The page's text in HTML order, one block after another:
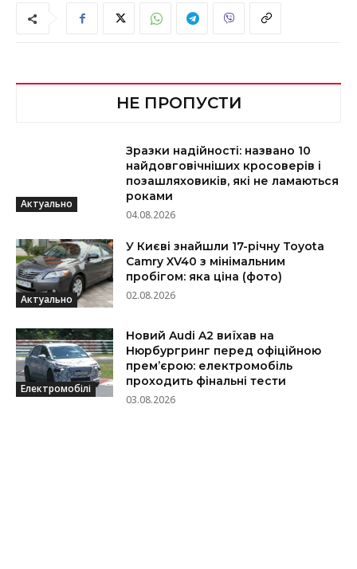
НЕ ПРОПУСТИ
Актуально
Зразки надійності: названо 10
найдовговічніших кросоверів і
позашляховиків, які не ламаються
роками
04.08.2026
Актуально
У Києві знайшли 17-річну Toyota
Camry XV40 з мінімальним
пробігом: яка ціна (фото)
02.08.2026
Електромобілі
Новий Audi A2 виїхав на
Нюрбургринг перед офіційною
прем’єрою: електромобіль
проходить фінальні тести
03.08.2026